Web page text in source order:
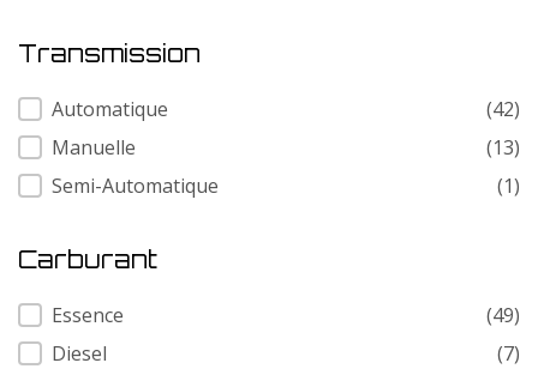
Transmission
Transmission
Automatique
(42)
Manuelle
(13)
Semi-Automatique
(1)
Carburant
Carburant
Essence
(49)
Diesel
(7)